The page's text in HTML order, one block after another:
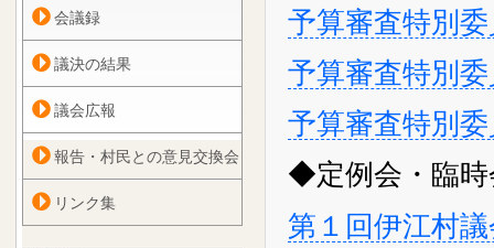
予算審査特別
予算審査特別
予算審査特別
◆定例会・臨時
第１回伊江村
会議録
議決の結果
議会広報
報告・村民との意見交換会
リンク集